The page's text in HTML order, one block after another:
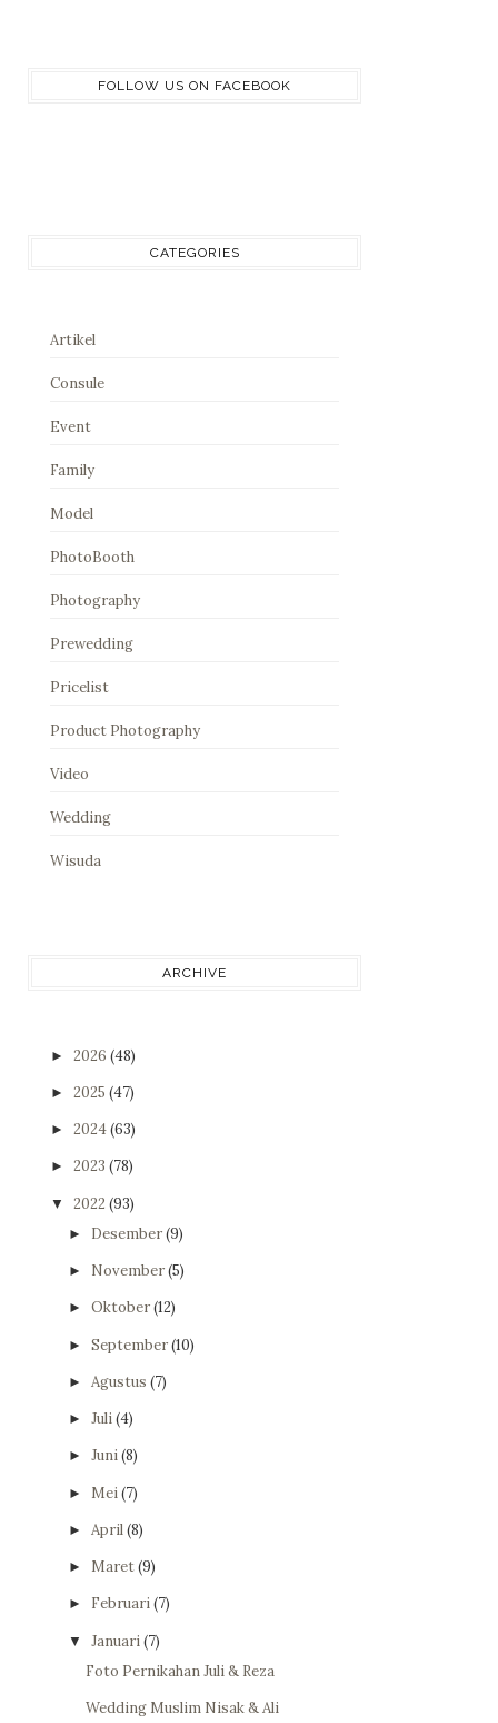
FOLLOW US ON FACEBOOK
CATEGORIES
Artikel
Consule
Event
Family
Model
PhotoBooth
Photography
Prewedding
Pricelist
Product Photography
Video
Wedding
Wisuda
ARCHIVE
► 2026 (48)
► 2025 (47)
► 2024(63)
► 2023 (78)
▼ 2022 (93)
► Desember(9)
► November(5)
► Oktober(12)
► September(10)
► Agustus (7)
► Juli(4)
► Juni(8)
► Mei(7)
► April(8)
► Maret(9)
► Februari(7)
▼ Januari(7)
Foto Pernikahan Juli & Reza
Wedding Muslim Nisak & Ali